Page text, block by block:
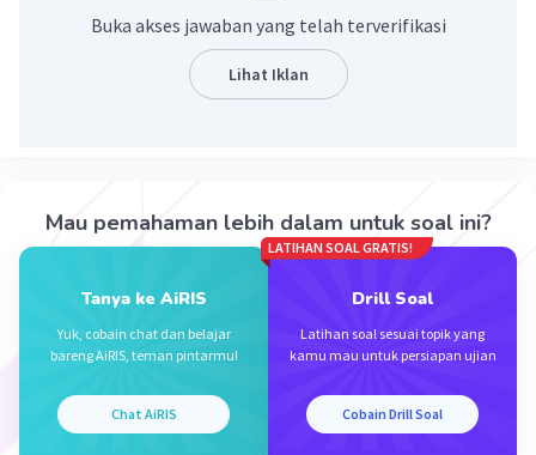
= 10 + 5√3
Beri Rating· 1 ) Balas
Iklan
Buka akses jawaban yang telah terverifikasi
Lihat Iklan
Mau pemahaman lebih dalam untuk soal ini?
Tanya ke AiRIS
Yuk, cobain chat dan belajar
bareng AiRIS, teman pintarmu!
Chat AiRIS
LATIHAN SOAL GRATIS!
Drill Soal
Latihan soal sesuai topik yang
kamu mau untuk persiapan ujian
Cobain Drill Soal